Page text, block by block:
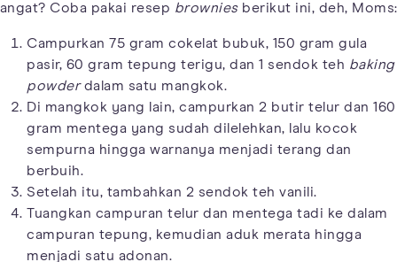
Coba pakai resep browniesberikut ini, deh, Moms:
Campurkan 75 gram cokelat bubuk, 150 gram gula
pasir, 60 gram tepung terigu, dan 1 sendok teh baking
powderdalam satu mangkok.
Di mangkok yang lain, campurkan 2 butir telur dan 160
gram mentega yang sudah dilelehkan, lalu kocok
sempurna hingga warnanya menjadi terang dan
berbuih.
Setelah itu, tambahkan 2 sendok teh vanili.
Tuangkan campuran telur dan mentega tadi ke dalam
campuran tepung, kemudian aduk merata hingga
menjadi satu adonan.